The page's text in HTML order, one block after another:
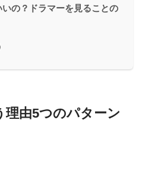
の？ドラマーを見ることの
理由5つのパターン